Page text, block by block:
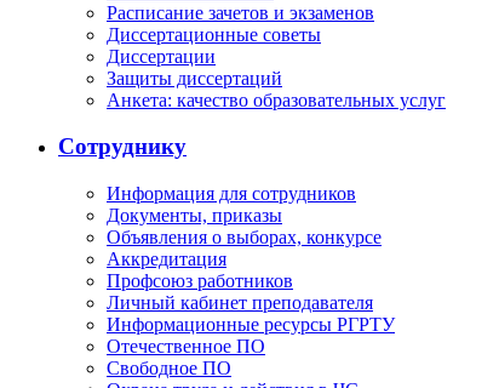
Расписание зачетов и экзаменов
Диссертационные советы
Диссертации
Защиты диссертаций
Анкета: качество образовательных услуг
Сотруднику
Информация для сотрудников
Документы, приказы
Объявления о выборах, конкурсе
Аккредитация
Профсоюз работников
Личный кабинет преподавателя
Информационные ресурсы РГРТУ
Отечественное ПО
Свободное ПО